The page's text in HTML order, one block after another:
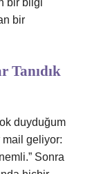
bir bilgi
bir
Tanıdık
duyduğum
mail geliyor:
Sonra